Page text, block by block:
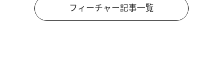
フィーチャー記事一覧